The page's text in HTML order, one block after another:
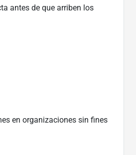
antes de que arriben los
en organizaciones sin fines